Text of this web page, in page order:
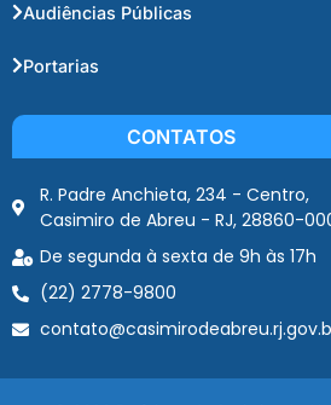
Audiências Públicas
Portarias
CONTATOS
R. Padre Anchieta, 234 - Centro,
Casimiro de Abreu - RJ, 28860-
De segunda à sexta de 9h às 17h
(22) 2778-9800